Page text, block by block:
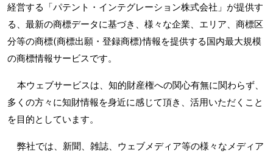
経営する「パテント・インテグレーション株式会社」が提供す
る、最新の商標データに基づき、様々な企業、エリア、商標区
分等の商標(商標出願・登録商標)情報を提供する国内最大規模
の商標情報サービスです。
本ウェブサービスは、知的財産権への関心有無に関わらず、
多くの方々に知財情報を身近に感じて頂き、活用いただくこと
を目的としています。
弊社では、新聞、雑誌、ウェブメディア等の様々なメディア